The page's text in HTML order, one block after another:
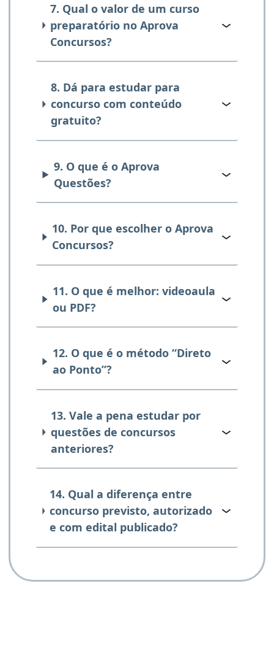
7. Qual o valor de um curso
preparatório no Aprova
Concursos?
8. Dá para estudar para
concurso com conteúdo
gratuito?
9. O que é o Aprova
Questões?
10. Por que escolher o Aprova
Concursos?
11. O que é melhor: videoaula
ou PDF?
12. O que é o método “Direto
ao Ponto”?
13. Vale a pena estudar por
questões de concursos
anteriores?
14. Qual a diferença entre
concurso previsto, autorizado
e com edital publicado?